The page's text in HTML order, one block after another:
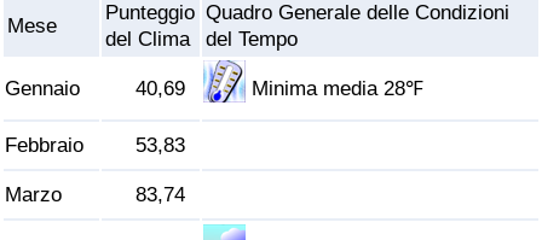
Mese
Punteggio
del Clima
Quadro Generale delle Condizioni
del Tempo
Gennaio 40,69 Minima media 28℉
Febbraio 53,83
Marzo 83,74
Indice dell’Assistenza Sanitaria per
Nazione
Inquinamento
Indice dell’Inquinamento (Corrente)